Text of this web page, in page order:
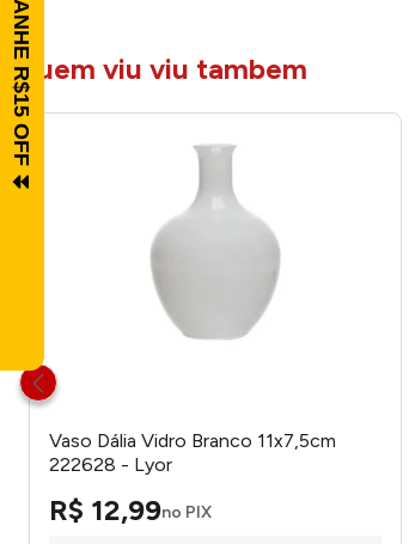
quem viu viu tambem
Vaso Dália Vidro Branco 11x7,5cm
222628 - Lyor
R$ 12,99no PIX